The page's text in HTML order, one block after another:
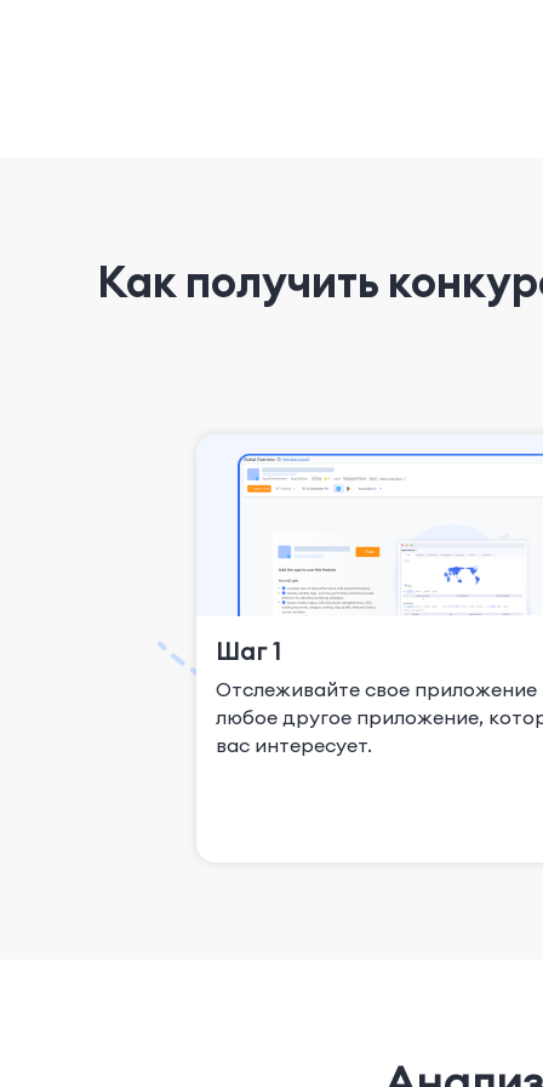
Как получить
Шаг 1
Отслеживайте свое приложение
любое другое приложение,
вас интересует.